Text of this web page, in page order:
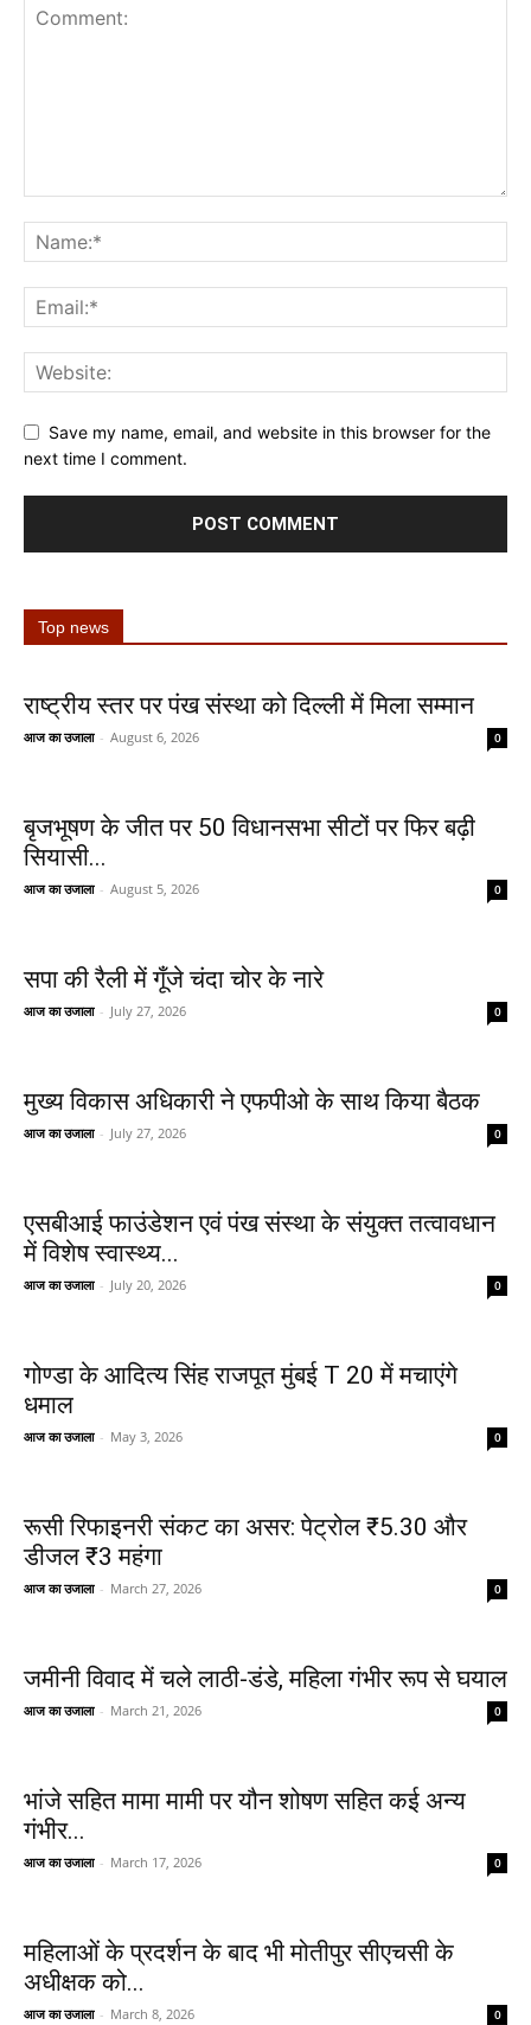
Save my name, email, and website in this browser for the
next time I comment.
Top news
राष्ट्रीय स्तर पर पंख संस्था को दिल्ली में मिला सम्मान
आज का उजाला - August 6, 2026 0
बृजभूषण के जीत पर 50 विधानसभा सीटों पर फिर बढ़ी
सियासी...
आज का उजाला - August 5, 2026 0
सपा की रैली में गूँजे चंदा चोर के नारे
आज का उजाला - July 27, 2026 0
मुख्य विकास अधिकारी ने एफपीओ के साथ किया बैठक
आज का उजाला - July 27, 2026 0
एसबीआई फाउंडेशन एवं पंख संस्था के संयुक्त तत्वावधान
में विशेष स्वास्थ्य...
आज का उजाला - July 20, 2026 0
गोण्डा के आदित्य सिंह राजपूत मुंबई T 20 में मचाएंगे
धमाल
आज का उजाला - May 3, 2026 0
रूसी रिफाइनरी संकट का असर: पेट्रोल ₹5.30 और
डीजल ₹3 महंगा
आज का उजाला - March 27, 2026 0
जमीनी विवाद में चले लाठी-डंडे, महिला गंभीर रूप से घयाल
आज का उजाला - March 21, 2026 0
भांजे सहित मामा मामी पर यौन शोषण सहित कई अन्य
गंभीर...
आज का उजाला - March 17, 2026 0
महिलाओं के प्रदर्शन के बाद भी मोतीपुर सीएचसी के
अधीक्षक को...
आज का उजाला - March 8, 2026 0